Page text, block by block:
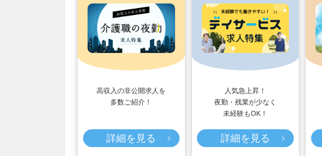
高収入の非公開求人を
多数ご紹介！
詳細を見る
人気急上昇！
夜勤・残業が少なく
未経験もOK！
詳細を見る